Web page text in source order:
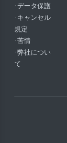
· データ保護
· キャンセル
規定
· 苦情
· 弊社につい
て